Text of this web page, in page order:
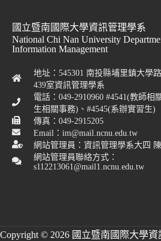
國立暨南國際大學資訊管理學系
National Chi Nan University
Information Management
地址：545301 南投縣埔里鎮大學
439室資訊管理學系
電話：049-2910960 #4541(教師相
生相關事務)、#4545(系辦實習生)
傳真：049-2915205
Email：im@mail.ncnu.edu.tw
網站管理員：資訊管理學系大四
網站管理員聯絡方式：
s112213061@mail1.ncnu.edu.tw
Copyright © 2026 國立暨南國際大學